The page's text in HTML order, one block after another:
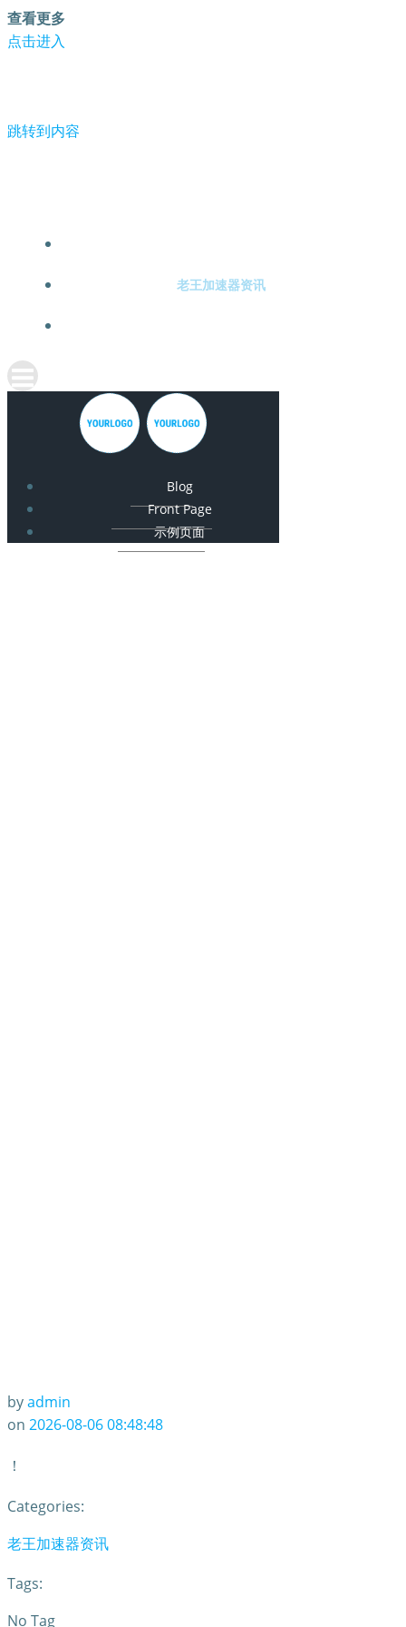
查看更多
点击进入
跳转到内容
老王加速器资讯
Blog
Front Page
示例页面
byadmin
on 2026-08-06 08:48:48
！
Categories:
老王加速器资讯
Tags:
No Tag